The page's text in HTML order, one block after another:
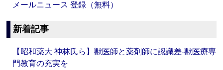
メールニュース 登録（無料）
新着記事
【昭和薬大 神林氏ら】獣医師と薬剤師に認識差‐獣医療専
門教育の充実を